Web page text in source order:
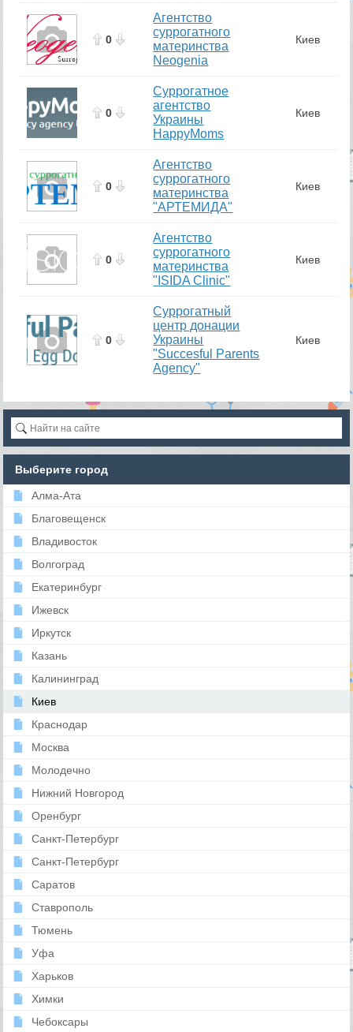
0
Агентство
суррогатного
материнства
Neogenia
Киев
0
Суррогатное
агентство
Украины
HappyMoms
Киев
0
Агентство
суррогатного
материнства
"АРТЕМИДА"
Киев
0
Агентство
суррогатного
материнства
"ISIDA Clinic"
Киев
0
Суррогатный
центр донации
Украины
"Succesful Parents
Agency"
Киев
Выберите город
Алма-Ата
Благовещенск
Владивосток
Волгоград
Екатеринбург
Ижевск
Иркутск
Казань
Калининград
Киев
Краснодар
Москва
Молодечно
Нижний Новгород
Оренбург
Санкт-Петербург
Санкт-Петербург
Саратов
Ставрополь
Тюмень
Уфа
Харьков
Химки
Чебоксары